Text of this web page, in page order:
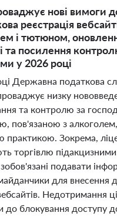
нові вимоги до
реєстрація
і тютюном,
та посилення
у 2026 році
Державна податкова
низку
та контролю за
пов'язаною з
Зокрема,
торгівлю
зобов'язані подавати
для внесення
Недотримання
до блокування доступу